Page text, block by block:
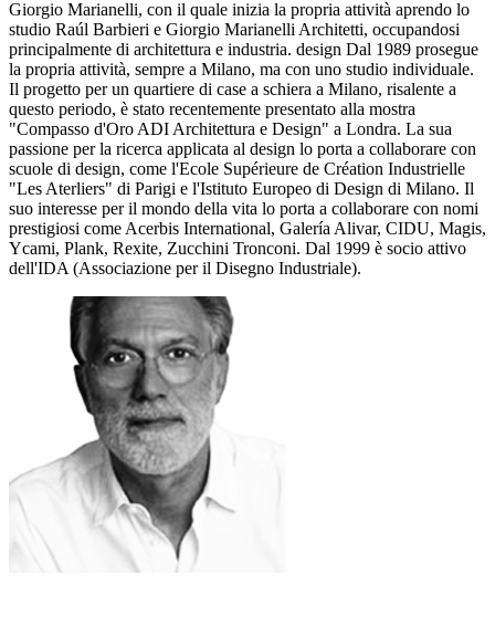
Giorgio Marianelli, con il quale inizia la propria attività aprendo lo
studio Raúl Barbieri e Giorgio Marianelli Architetti, occupandosi
principalmente di architettura e industria. design Dal 1989 prosegue
la propria attività, sempre a Milano, ma con uno studio individuale.
Il progetto per un quartiere di case a schiera a Milano, risalente a
questo periodo, è stato recentemente presentato alla mostra
"Compasso d'Oro ADI Architettura e Design" a Londra. La sua
passione per la ricerca applicata al design lo porta a collaborare con
scuole di design, come l'Ecole Supérieure de Création Industrielle
"Les Aterliers" di Parigi e l'Istituto Europeo di Design di Milano. Il
suo interesse per il mondo della vita lo porta a collaborare con nomi
prestigiosi come Acerbis International, Galería Alivar, CIDU, Magis,
Ycami, Plank, Rexite, Zucchini Tronconi. Dal 1999 è socio attivo
dell'IDA (Associazione per il Disegno Industriale).